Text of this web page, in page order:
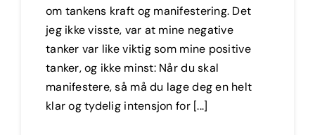
om tankens kraft og manifestering. Det
jeg ikke visste, var at mine negative
tanker var like viktig som mine positive
tanker, og ikke minst: Når du skal
manifestere, så må du lage deg en helt
klar og tydelig intensjon for [...]